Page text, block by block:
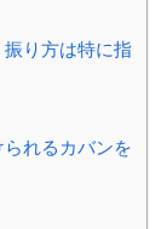
り方は特に指
れるカバンを